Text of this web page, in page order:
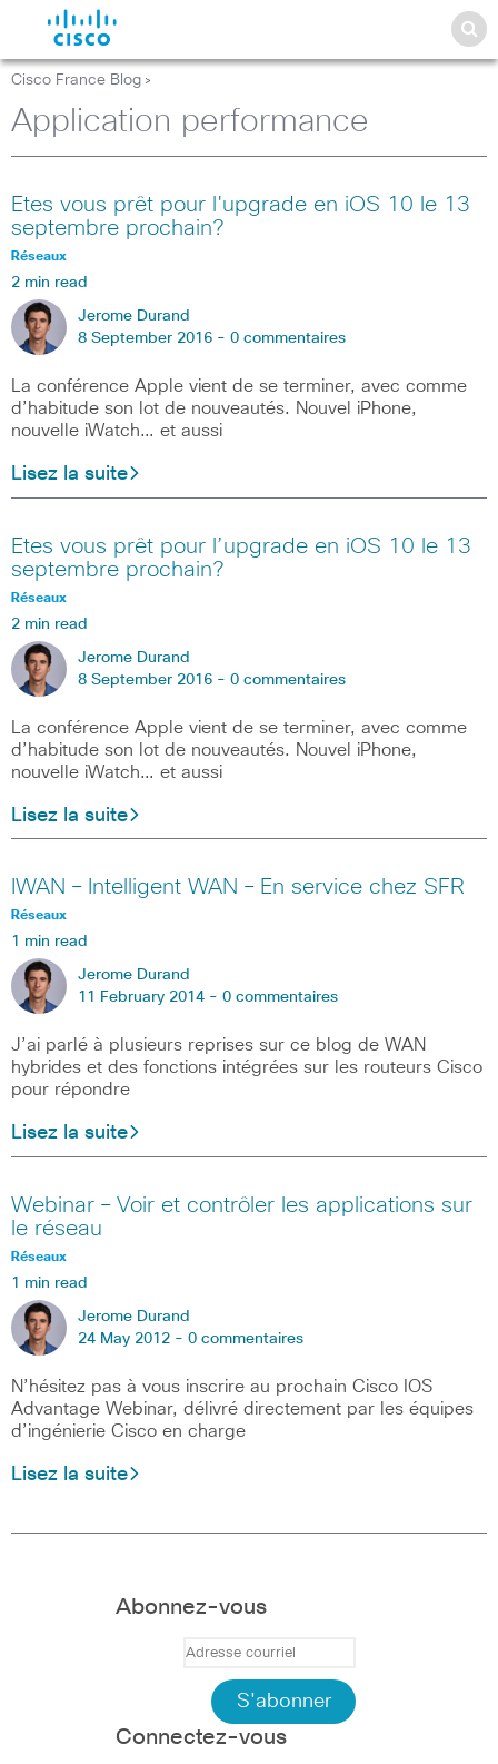
Cisco France Blog >
Application performance
Etes vous prêt pour l'upgrade en iOS 10 le 13
septembre prochain?
Réseaux
2 min read
Jerome Durand
8 September 2016 - 0 commentaires
La conférence Apple vient de se terminer, avec comme
d’habitude son lot de nouveautés. Nouvel iPhone,
nouvelle iWatch… et aussi
Lisez la suite
Etes vous prêt pour l’upgrade en iOS 10 le 13
septembre prochain?
Réseaux
2 min read
Jerome Durand
8 September 2016 - 0 commentaires
La conférence Apple vient de se terminer, avec comme
d’habitude son lot de nouveautés. Nouvel iPhone,
nouvelle iWatch… et aussi
Lisez la suite
IWAN – Intelligent WAN – En service chez SFR
Réseaux
1 min read
Jerome Durand
11 February 2014 - 0 commentaires
J’ai parlé à plusieurs reprises sur ce blog de WAN
hybrides et des fonctions intégrées sur les routeurs Cisco
pour répondre
Lisez la suite
Webinar – Voir et contrôler les applications sur
le réseau
Réseaux
1 min read
Jerome Durand
24 May 2012 - 0 commentaires
N’hésitez pas à vous inscrire au prochain Cisco IOS
Advantage Webinar, délivré directement par les équipes
d’ingénierie Cisco en charge
Lisez la suite
Abonnez-vous
Connectez-vous